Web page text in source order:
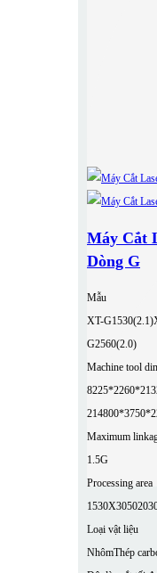
Máy Cắt
Dòng G
Mẫu
XT-G1530(2.1)
G2560(2.0)
Machine tool
2
Maximum
1.5G
Processing area
1530X3050
Loại vật liệu
NhômThép